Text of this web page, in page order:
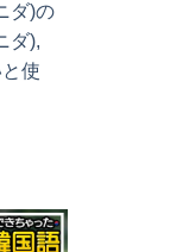
ダ)の
ダ),
使